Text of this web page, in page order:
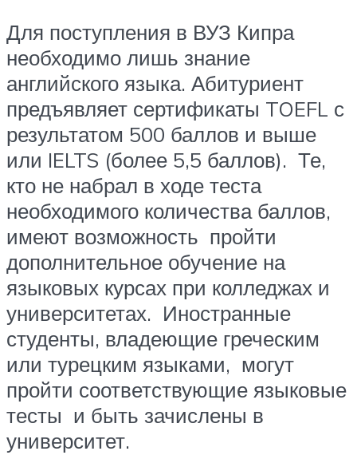
Для поступления в ВУЗ Кипра
необходимо лишь знание
английского языка. Абитуриент
предъявляет сертификаты TOEFL с
результатом 500 баллов и выше
или IELTS (более 5,5 баллов). Те,
кто не набрал в ходе теста
необходимого количества баллов,
имеют возможность пройти
дополнительное обучение на
языковых курсах при колледжах и
университетах. Иностранные
студенты, владеющие греческим
или турецким языками, могут
пройти соответствующие языковые
тесты и быть зачислены в
университет.